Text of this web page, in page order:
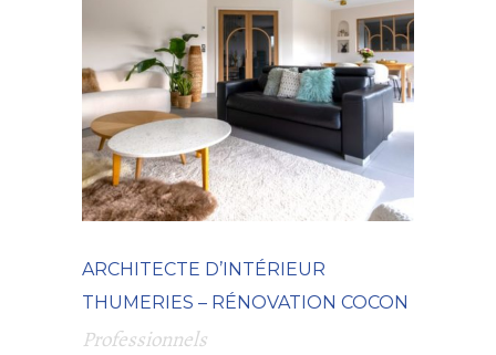
ARCHITECTE D’INTÉRIEUR
THUMERIES – RÉNOVATION COCON
Professionnels